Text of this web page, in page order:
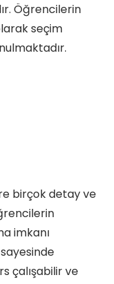
Öğrencilerin
seçim
birçok detay ve
imkanı
çalışabilir ve